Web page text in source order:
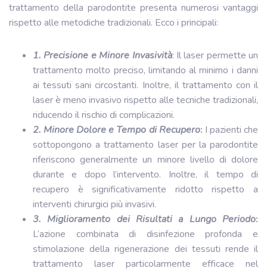
trattamento della parodontite presenta numerosi vantaggi
rispetto alle metodiche tradizionali. Ecco i principali:
1. Precisione e Minore Invasività: Il laser permette un
trattamento molto preciso, limitando al minimo i danni
ai tessuti sani circostanti. Inoltre, il trattamento con il
laser è meno invasivo rispetto alle tecniche tradizionali,
riducendo il rischio di complicazioni.
2. Minore Dolore e Tempo di Recupero: I pazienti che
sottopongono a trattamento laser per la parodontite
riferiscono generalmente un minore livello di dolore
durante e dopo l’intervento. Inoltre, il tempo di
recupero è significativamente ridotto rispetto a
interventi chirurgici più invasivi.
3. Miglioramento dei Risultati a Lungo Periodo:
L’azione combinata di disinfezione profonda e
stimolazione della rigenerazione dei tessuti rende il
trattamento laser particolarmente efficace nel